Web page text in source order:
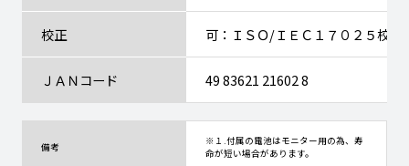
校正 可：ＩＳＯ/ＩＥＣ１７０２５校正
ＪＡＮコード 49 83621 21602 8
備考
※１.付属の電池はモニター用の為、寿
命が短い場合があります。